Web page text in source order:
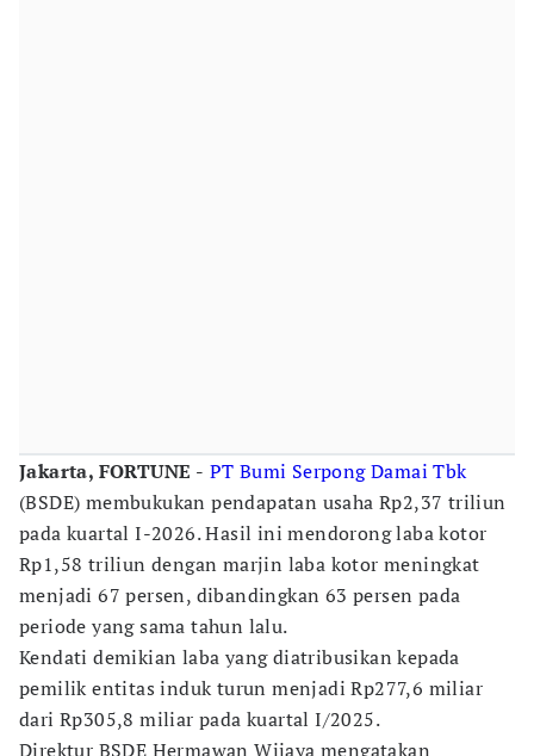
Jakarta, FORTUNE - PT Bumi Serpong Damai Tbk
(BSDE) membukukan pendapatan usaha Rp2,37 triliun
pada kuartal I-2026. Hasil ini mendorong laba kotor
Rp1,58 triliun dengan marjin laba kotor meningkat
menjadi 67 persen, dibandingkan 63 persen pada
periode yang sama tahun lalu.
Kendati demikian laba yang diatribusikan kepada
pemilik entitas induk turun menjadi Rp277,6 miliar
dari Rp305,8 miliar pada kuartal I/2025.
Direktur BSDE Hermawan Wijaya mengatakan